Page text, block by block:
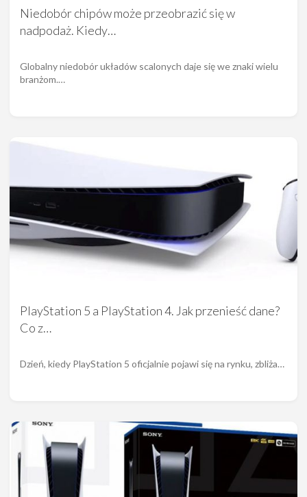
Niedobór chipów może przeobrazić się w
nadpodaż. Kiedy…
Globalny niedobór układów scalonych daje się we znaki wielu
branżom.…
PlayStation 5 a PlayStation 4. Jak przenieść dane?
Co z…
Dzień, kiedy PlayStation 5 oficjalnie pojawi się na rynku, zbliża…